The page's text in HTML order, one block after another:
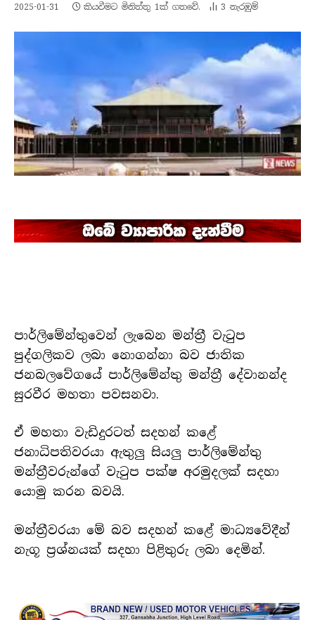
2025-01-31 කියවීමට මිනිත්තු 1ක් ගතවේ. 3 නැරඹු​ම්
පාර්ලිමේන්තුවෙන් ලැබෙන මන්ත්‍රී වැටුප
පුද්ගලිකව ලබා නොගන්නා බව ජාතික
ජනබලවේගයේ පාර්ලිමේන්තු මන්ත්‍රී දේවානන්ද
සුරවීර මහතා පවසනවා.
ඒ මහතා වැඩිදුරටත් සදහන් කළේ
ජනාධිපතිවරයා ඇතුලු සියලු පාර්ලිමේන්තු
මන්ත්‍රීවරුන්ගේ වැටුප පක්ෂ අරමුදලක් සදහා
යොමු කරන බවයි.
මන්ත්‍රීවරයා මේ බව සදහන් කළේ මාධ්‍යවේදීන්
නැගූ ප්‍රශ්නයක් සදහා පිළිතුරු ලබා දෙමින්.